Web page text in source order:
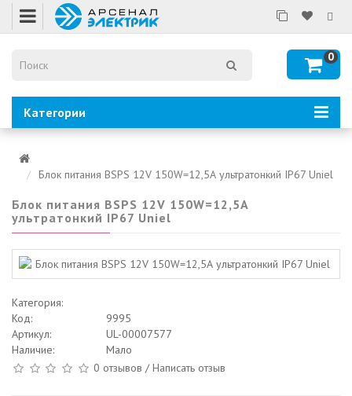
0
Категории
Блок питания BSPS 12V 150W=12,5А ультратонкий IP67 Uniel
Блок питания BSPS 12V 150W=12,5А
ультратонкий IP67 Uniel
Категория:
Код:
9995
Артикул:
UL-00007577
Наличие:
Мало
0 отзывов /Написать отзыв